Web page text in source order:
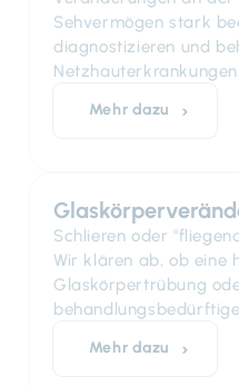
Sehvermögen stark
diagnostizieren und
Mehr dazu
Schlieren oder
Wir klären ab, ob eine
Glaskörpertrübung
Mehr dazu